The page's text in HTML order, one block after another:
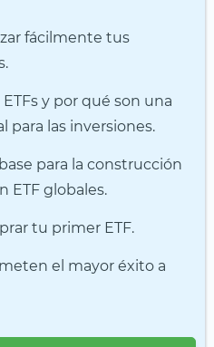
fácilmente tus
y por qué son una
para las inversiones.
para la construcción
ETF globales.
tu primer ETF.
el mayor éxito a